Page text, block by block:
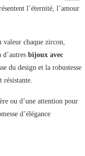
l’éternité, l’amour
chaque zircon,
bijoux avec
du design et la robustesse
ou d’une attention pour
d’élégance